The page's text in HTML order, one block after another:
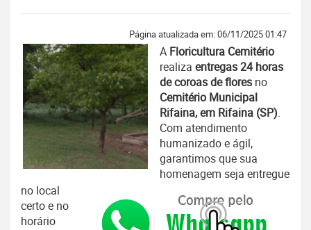
Página atualizada em: 06/11/2025 01:47
A Floricultura Cemitério
realiza entregas 24 horas
de coroas de flores no
Cemitério Municipal
Rifaina, em Rifaina (SP).
Com atendimento
humanizado e ágil,
garantimos que sua
homenagem seja entregue
no local
certo e no
horário